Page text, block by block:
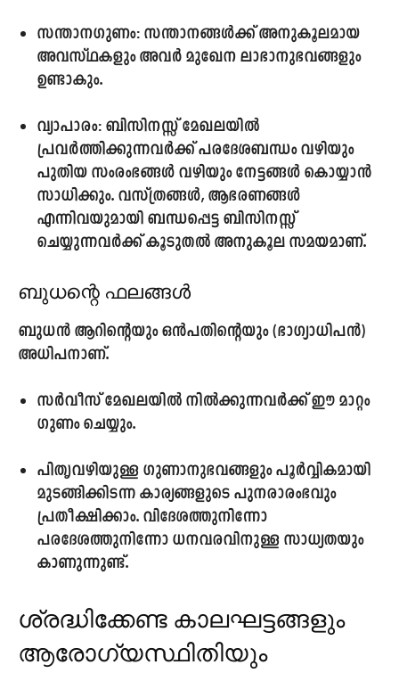
സന്താനഗുണം: സന്താനങ്ങൾക്ക് അനുകൂലമായ
അവസ്ഥകളും അവർ മുഖേന ലാഭാനുഭവങ്ങളും
ഉണ്ടാകും.
വ്യാപാരം: ബിസിനസ്സ് മേഖലയിൽ
പ്രവർത്തിക്കുന്നവർക്ക് പരദേശബന്ധം വഴിയും
പുതിയ സംരംഭങ്ങൾ വഴിയും നേട്ടങ്ങൾ കൊയ്യാൻ
സാധിക്കും. വസ്ത്രങ്ങൾ, ആഭരണങ്ങൾ
എന്നിവയുമായി ബന്ധപ്പെട്ട ബിസിനസ്സ്
ചെയ്യുന്നവർക്ക് കൂടുതൽ അനുകൂല സമയമാണ്.
ബുധന്റെ ഫലങ്ങൾ
ബുധൻ ആറിന്റെയും ഒൻപതിന്റെയും (ഭാഗ്യാധിപൻ)
അധിപനാണ്.
സർവീസ് മേഖലയിൽ നിൽക്കുന്നവർക്ക് ഈ മാറ്റം
ഗുണം ചെയ്യും.
പിതൃവഴിയുള്ള ഗുണാനുഭവങ്ങളും പൂർവ്വികമായി
മുടങ്ങിക്കിടന്ന കാര്യങ്ങളുടെ പുനരാരംഭവും
പ്രതീക്ഷിക്കാം. വിദേശത്തുനിന്നോ
പരദേശത്തുനിന്നോ ധനവരവിനുള്ള സാധ്യതയും
കാണുന്നുണ്ട്.
ശ്രദ്ധിക്കേണ്ട കാലഘട്ടങ്ങളും
ആരോഗ്യസ്ഥിതിയും